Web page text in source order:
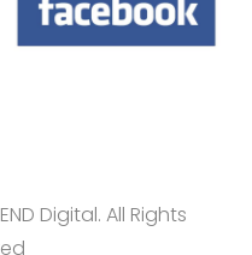
Digital. All Rights